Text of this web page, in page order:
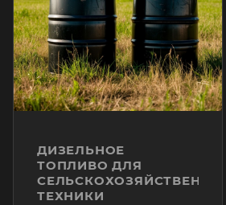
ДИЗЕЛЬНОЕ
ТОПЛИВО ДЛЯ
СЕЛЬСКОХОЗЯЙСТВЕННОЙ
ТЕХНИКИ